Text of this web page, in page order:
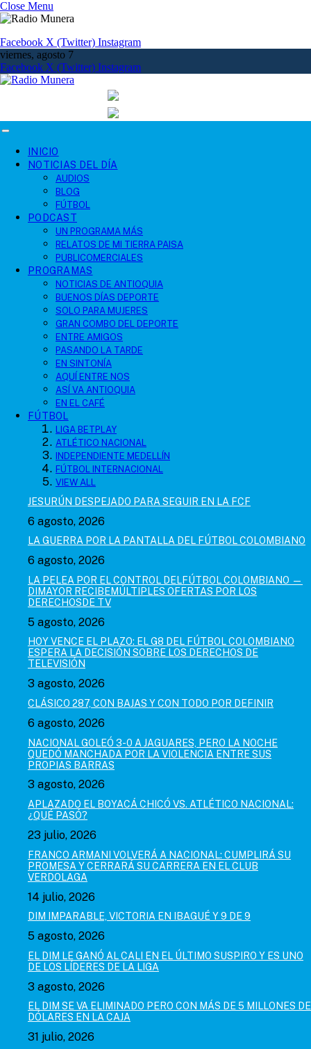
Close Menu
Facebook X (Twitter) Instagram
viernes, agosto 7
Facebook X (Twitter) Instagram
INICIO
NOTICIAS DEL DÍA
AUDIOS
BLOG
FÚTBOL
PODCAST
UN PROGRAMA MÁS
RELATOS DE MI TIERRA PAISA
PUBLICOMERCIALES
PROGRAMAS
NOTICIAS DE ANTIOQUIA
BUENOS DÍAS DEPORTE
SOLO PARA MUJERES
GRAN COMBO DEL DEPORTE
ENTRE AMIGOS
PASANDO LA TARDE
EN SINTONÍA
AQUÍ ENTRE NOS
ASÍ VA ANTIOQUIA
EN EL CAFÉ
FÚTBOL
LIGA BETPLAY
ATLÉTICO NACIONAL
INDEPENDIENTE MEDELLÍN
FÚTBOL INTERNACIONAL
VIEW ALL
JESURÚN DESPEJADO PARA SEGUIR EN LA FCF
6 agosto, 2026
LA GUERRA POR LA PANTALLA DEL FÚTBOL COLOMBIANO
6 agosto, 2026
LA PELEA POR EL CONTROL DELFÚTBOL COLOMBIANO —
DIMAYOR RECIBEMÚLTIPLES OFERTAS POR LOS
DERECHOSDE TV
5 agosto, 2026
HOY VENCE EL PLAZO: EL G8 DEL FÚTBOL COLOMBIANO
ESPERA LA DECISIÓN SOBRE LOS DERECHOS DE
TELEVISIÓN
3 agosto, 2026
CLÁSICO 287, CON BAJAS Y CON TODO POR DEFINIR
6 agosto, 2026
NACIONAL GOLEÓ 3-0 A JAGUARES, PERO LA NOCHE
QUEDÓ MANCHADA POR LA VIOLENCIA ENTRE SUS
PROPIAS BARRAS
3 agosto, 2026
APLAZADO EL BOYACÁ CHICÓ VS. ATLÉTICO NACIONAL:
¿QUÉ PASÓ?
23 julio, 2026
FRANCO ARMANI VOLVERÁ A NACIONAL: CUMPLIRÁ SU
PROMESA Y CERRARÁ SU CARRERA EN EL CLUB
VERDOLAGA
14 julio, 2026
DIM IMPARABLE, VICTORIA EN IBAGUÉ Y 9 DE 9
5 agosto, 2026
EL DIM LE GANÓ AL CALI EN EL ÚLTIMO SUSPIRO Y ES UNO
DE LOS LÍDERES DE LA LIGA
3 agosto, 2026
EL DIM SE VA ELIMINADO PERO CON MÁS DE 5 MILLONES DE
DÓLARES EN LA CAJA
31 julio, 2026